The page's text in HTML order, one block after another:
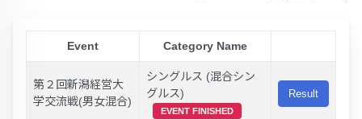
Event Category Name
第２回新潟経営大
学交流戦(男女混合)
シングルス (混合シン
グルス)
EVENT FINISHED
Result